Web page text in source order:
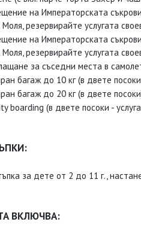
на Императорската
Моля, резервирайте услугата
на Императорската
Моля, резервирайте услугата
за съседни места в
багаж до 10 кг (в двете
багаж до 20 кг (в двете
boarding (в двете посоки -
за дете от 2 до 11 г.,
ВКЛЮЧВА: